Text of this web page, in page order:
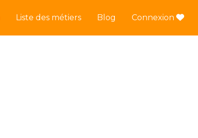
Liste des métiers Blog Connexion